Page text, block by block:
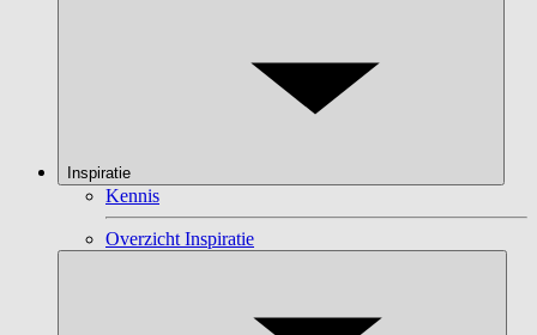
Inspiratie
Kennis
Overzicht Inspiratie